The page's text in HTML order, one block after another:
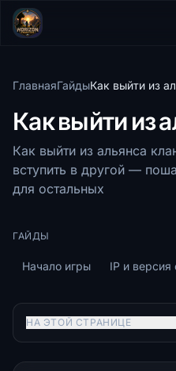
ГлавнаяГайдыКак выйти из
Как выйти из
Как выйти из альянса
вступить в другой —
для остальных
ГАЙДЫ
Начало игры IP и версия
НА ЭТОЙ СТРАНИЦЕ